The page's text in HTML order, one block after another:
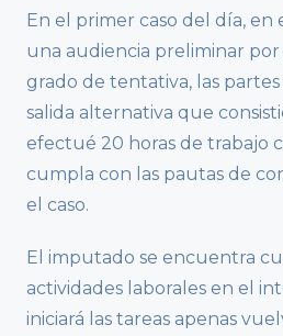
En el primer caso del día, en
una audiencia preliminar
grado de tentativa, las
salida alternativa que
efectué 20 horas de trabajo
cumpla con las pautas de
el caso.
El imputado se encuentra
actividades laborales en el
iniciará las tareas apenas